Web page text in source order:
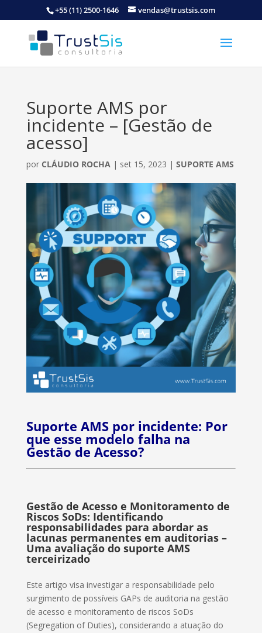
+55 (11) 2500-1646 vendas@trustsis.com
Suporte AMS por
incidente – [Gestão de
acesso]
por CLÁUDIO ROCHA| set 15, 2023 | SUPORTE AMS
Suporte AMS por incidente: Por
que esse modelo falha na
Gestão de Acesso?
Gestão de Acesso e Monitoramento de
Riscos SoDs: Identificando
responsabilidades para abordar as
lacunas permanentes em auditorias –
Uma avaliação do suporte AMS
terceirizado
Este artigo visa investigar a responsabilidade pelo
surgimento de possíveis GAPs de auditoria na gestão
de acesso e monitoramento de riscos SoDs
(Segregation of Duties), considerando a atuação do